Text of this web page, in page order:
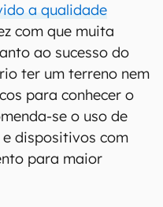
a qualidade
com que muita
ao sucesso do
ter um terreno nem
para conhecer o
se o uso de
dispositivos com
para maior